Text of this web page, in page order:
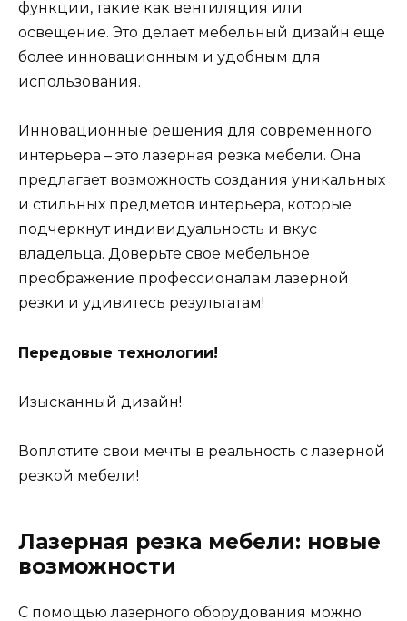
функции, такие как вентиляция или
освещение. Это делает мебельный дизайн еще
более инновационным и удобным для
использования.
Инновационные решения для современного
интерьера – это лазерная резка мебели. Она
предлагает возможность создания уникальных
и стильных предметов интерьера, которые
подчеркнут индивидуальность и вкус
владельца. Доверьте свое мебельное
преображение профессионалам лазерной
резки и удивитесь результатам!
Передовые технологии!
Изысканный дизайн!
Воплотите свои мечты в реальность с лазерной
резкой мебели!
Лазерная резка мебели: новые
возможности
С помощью лазерного оборудования можно